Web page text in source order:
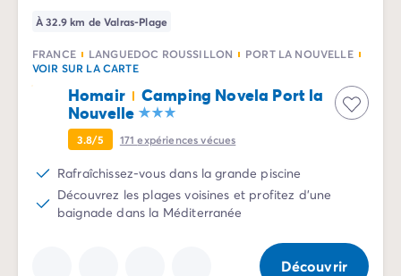
À 32.9 km de Valras-Plage
FRANCE LANGUEDOC ROUSSILLON
PORT LA NOUVELLE
VOIR SUR LA CARTE
Homair
Camping Novela Port la
Nouvelle
3.8/5 171expériences vécues
Rafraîchissez-vous dans la grande piscine
Découvrez les plages voisines et profitez d'une
baignade dans la Méditerranée
Découvrir